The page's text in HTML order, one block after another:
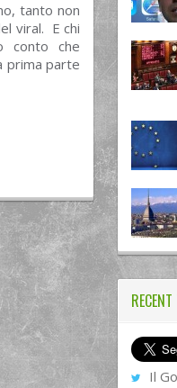
tanto non
viral. E chi
conto che
prima parte
Il